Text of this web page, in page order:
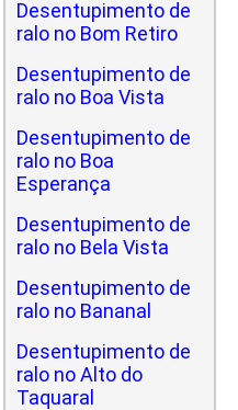
Desentupimento de
ralo no Bom Retiro
Desentupimento de
ralo no Boa Vista
Desentupimento de
ralo no Boa
Esperança
Desentupimento de
ralo no Bela Vista
Desentupimento de
ralo no Bananal
Desentupimento de
ralo no Alto do
Taquaral